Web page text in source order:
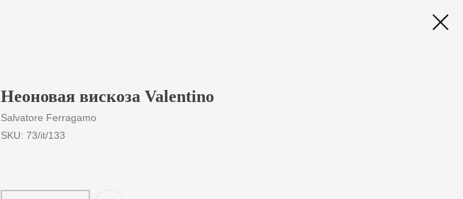
Неоновая вискоза Valentino
Salvatore Ferragamo
SKU: 73/it/133